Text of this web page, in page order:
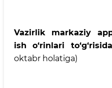
Vazirlik markaziy
ish o‘rinlari
oktabr holatiga)